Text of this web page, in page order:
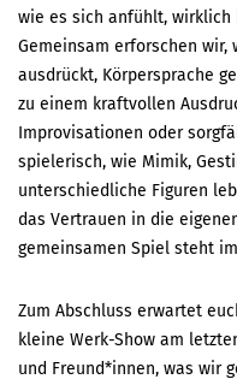
wie es sich anfühlt, wirklich
Gemeinsam erforschen
ausdrückt, Körpersprache
zu einem kraftvollen
Improvisationen oder
spielerisch, wie Mimik,
unterschiedliche Figuren
das Vertrauen in die
gemeinsamen Spiel steht
Zum Abschluss erwartet
kleine Werk-Show am
und Freund*innen, was wir